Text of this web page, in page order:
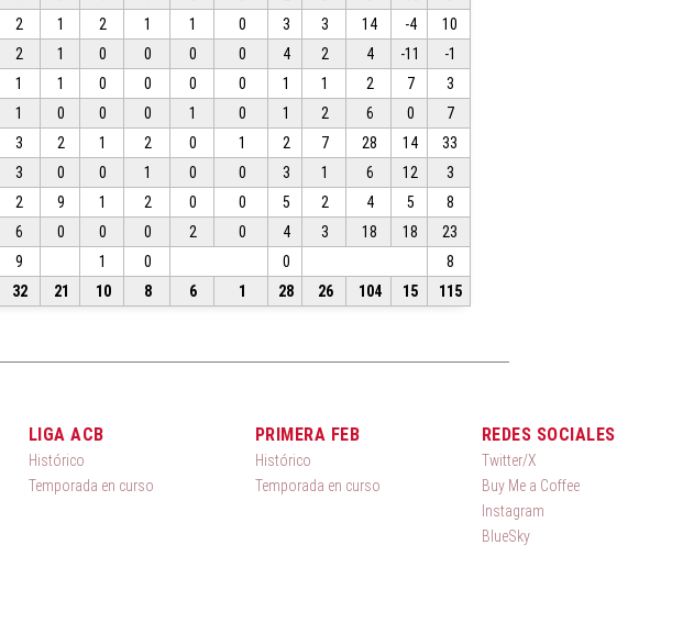
2 1 2 1 1 0 3 3 14 -4
10
2 1 0 0 0 0 4 2 4 -11
-1
1 1 0 0 0 0 1 1 2 7
3
1 0 0 0 1 0 1 2 6 0
7
3 2 1 2 0 1 2 7 28 14
33
3 0 0 1 0 0 3 1 6 12
3
2 9 1 2 0 0 5 2 4 5
8
6 0 0 0 2 0 4 3 18 18
23
9 1 0 0
8
32 21 10 8 6 1 28 26 104 15 115
LIGA ACB
Histórico
Temporada en curso
PRIMERA FEB
Histórico
Temporada en curso
REDES SOCIALES
Twitter/X
Buy Me a Coffee
Instagram
BlueSky